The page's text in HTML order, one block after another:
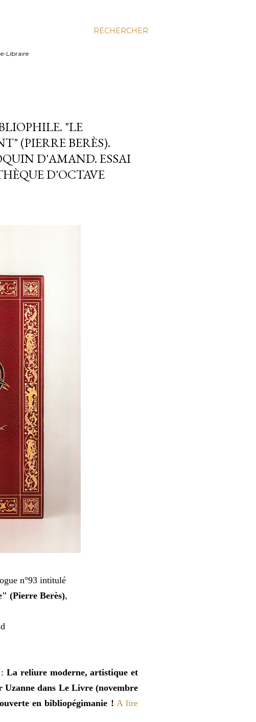
RECHERCHER
Libraire
"LE
(PIERRE BERÈS).
D'AMAND. ESSAI
D'OCTAVE
n°93 intitulé
(Pierre Berès),
:La reliure moderne, artistique et
Uzanne dans Le Livre (novembre
en bibliopégimanie ! A lire